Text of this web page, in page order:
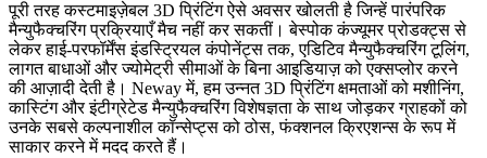
पूरी तरह कस्टमाइज़ेबल 3D प्रिंटिंग ऐसे अवसर खोलती है जिन्हें पारंपरिक
मैन्युफैक्चरिंग प्रक्रियाएँ मैच नहीं कर सकतीं। बेस्पोक कंज्यूमर प्रोडक्ट्स से
लेकर हाई-परफॉर्मेंस इंडस्ट्रियल कंपोनेंट्स तक, एडिटिव मैन्युफैक्चरिंग टूलिंग,
लागत बाधाओं और ज्योमेट्री सीमाओं के बिना आइडियाज़ को एक्सप्लोर करने
की आज़ादी देती है। Neway में, हम उन्नत 3D प्रिंटिंग क्षमताओं को मशीनिंग,
कास्टिंग और इंटीग्रेटेड मैन्युफैक्चरिंग विशेषज्ञता के साथ जोड़कर ग्राहकों को
उनके सबसे कल्पनाशील कॉन्सेप्ट्स को ठोस, फंक्शनल क्रिएशन्स के रूप में
साकार करने में मदद करते हैं।